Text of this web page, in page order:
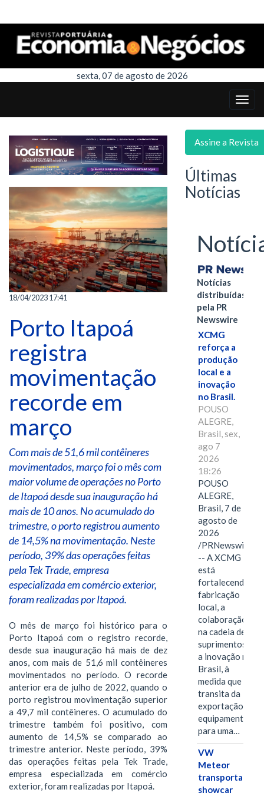
sexta, 07 de agosto de 2026
18/04/2023 17:41
Porto Itapoá
registra
movimentação
recorde em
março
Com mais de 51,6 mil contêineres
movimentados, março foi o mês com
maior volume de operações no Porto
de Itapoá desde sua inauguração há
mais de 10 anos. No acumulado do
trimestre, o porto registrou aumento
de 14,5% na movimentação. Neste
período, 39% das operações feitas
pela Tek Trade, empresa
especializada em comércio exterior,
foram realizadas por Itapoá.
O mês de março foi histórico para o
Porto Itapoá com o registro recorde,
desde sua inauguração há mais de dez
anos, com mais de 51,6 mil contêineres
movimentados no período. O recorde
anterior era de julho de 2022, quando o
porto registrou movimentação superior
a 49,7 mil contêineres. O acumulado do
trimestre também foi positivo, com
aumento de 14,5% se comparado ao
trimestre anterior. Neste período, 39%
das operações feitas pela Tek Trade,
empresa especializada em comércio
exterior, foram realizadas por Itapoá.
Assine a Revista
Últimas
Notícias
Notícias
distribuídas
pela PR
Newswire
XCMG
reforça a
produção
local e a
inovação
no Brasil.
POUSO
ALEGRE,
Brasil, sex,
ago 7
2026
18:26
POUSO
ALEGRE,
Brasil, 7 de
agosto de
2026
/PRNewswire/
-- A XCMG
está
fortalecendo a
fabricação
local, a
colaboração
na cadeia de
suprimentos e
a inovação no
Brasil, à
medida que
transita da
exportação de
equipamentos
para uma…
VW
Meteor
transporta
showcar